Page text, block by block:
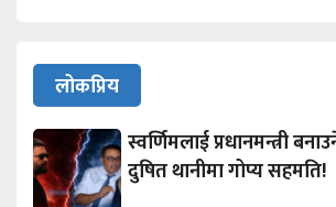
लोकप्रिय
स्वर्णिमलाई प्रधानमन्त्री
दुषित थानीमा गोप्य सहमति!